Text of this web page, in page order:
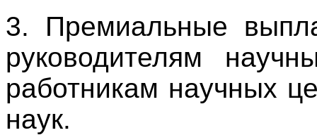
3. Премиальные
руководителям
работникам научных
наук.